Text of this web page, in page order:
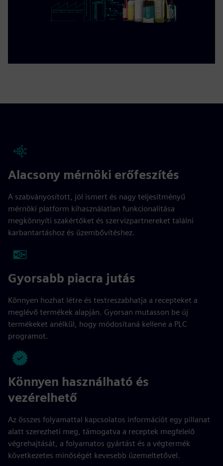
Alacsony mérnöki erőfeszítés
A szabványosított, jól ismert és nagy teljesítményű
mérnöki platform kihasználatlan funkcionalitása
megkönnyíti szakértőket és szervizpartnereket találni
karbantartáshoz és üzembővítéshez.
Gyorsabb piacra jutás
Könnyen hozhat létre és testreszabhatja a recepteket a
meglévő termékek alapján. Gyorsan mutasson be új
termékeket anélkül, hogy módosítaná kellene a PLC
programot.
Könnyen használható és
vezérelhető
Az összes folyamattal kapcsolatos információt egy pillanat
alatt szerezheti meg, támogatva a receptek megfelelő
végrehajtását, a folyamatos gyártást és a végtermék
következetes minőségét kevesebb üzemeltetővel.